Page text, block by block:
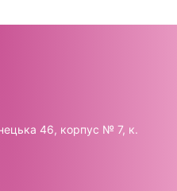
46, корпус № 7, к.